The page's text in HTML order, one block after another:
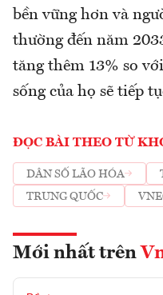
bền vững hơn và
thường đến năm
tăng thêm 13% so
sống của họ sẽ tiếp
ĐỌC BÀI THEO TỪ
DÂN SỐ LÃO HÓA
TRUNG QUỐC
Mới nhất trên